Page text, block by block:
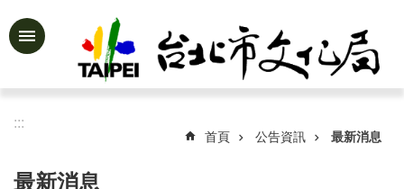
跳到主要內容區塊
進
:::
首頁 公告資訊 最新消息
最新消息